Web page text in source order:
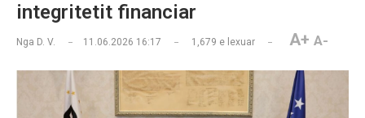
integritetit financiar
Nga D. V. 11.06.2026 16:17 1,679 e lexuar A+ A-